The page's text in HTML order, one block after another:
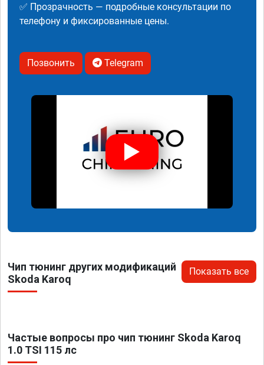
✅ Прозрачность — подробные консультации по
телефону и фиксированные цены.
Позвонить Telegram
Чип тюнинг других модификаций
Skoda Karoq
Показать все
Частые вопросы про чип тюнинг Skoda Karoq
1.0 TSI 115 лс